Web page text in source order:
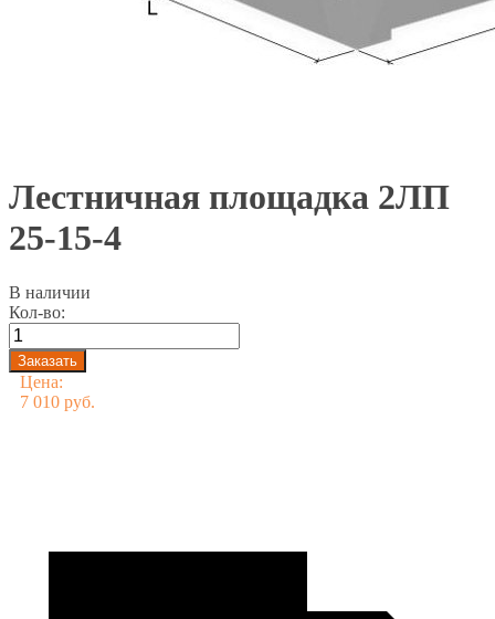
Лестничная площадка 2ЛП
25-15-4
В наличии
Кол-во:
Цена:
7 010 руб.